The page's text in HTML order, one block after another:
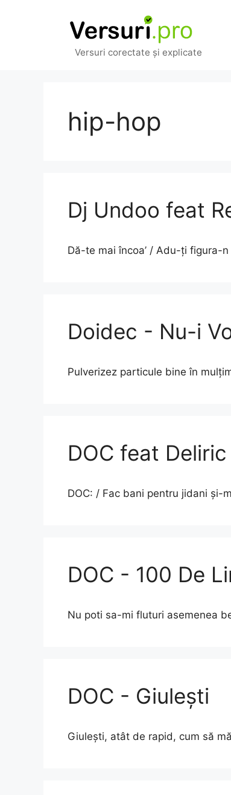
Versuri corectate și explicate
hip-hop
Dj Undoo feat
Dă-te mai încoa’ / Adu-ți figura-
Doidec - Nu-i
Pulverizez particule bine în
DOC feat
DOC: / Fac bani pentru jidani
DOC - 100 De
Nu poti sa-mi fluturi asemenea
DOC - Giulești
Giulești, atât de rapid, cum să